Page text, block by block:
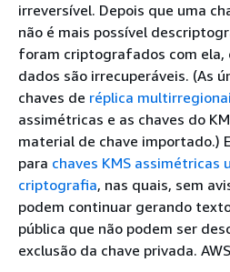
irreversível. Depois que uma
não é mais possível
foram criptografados com ela,
dados são irrecuperáveis. (As
chaves de réplica
assimétricas e as chaves do
material de chave importado.)
para chaves KMS assimétricas
criptografia, nas quais, sem
podem continuar gerando
pública que não podem ser
exclusão da chave privada.